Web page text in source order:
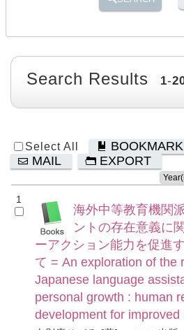
Search Results 1-
Select All BOOKMARK
MAIL
EXPORT
1
海外中等教育機関
ントの存在意義に
ーアクション能力を促進
て = An exploration of the
Japanese language
personal growth : human
development for